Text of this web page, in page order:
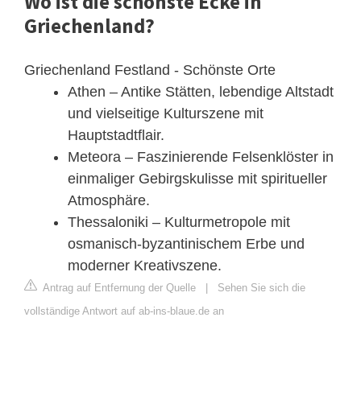
Griechenland?
Griechenland Festland - Schönste Orte
Athen – Antike Stätten, lebendige Altstadt
und vielseitige Kulturszene mit
Hauptstadtflair.
Meteora – Faszinierende Felsenklöster in
einmaliger Gebirgskulisse mit spiritueller
Atmosphäre.
Thessaloniki – Kulturmetropole mit
osmanisch-byzantinischem Erbe und
moderner Kreativszene.
Antrag auf Entfernung der Quelle | Sehen Sie sich die
vollständige Antwort auf ab-ins-blaue.de an